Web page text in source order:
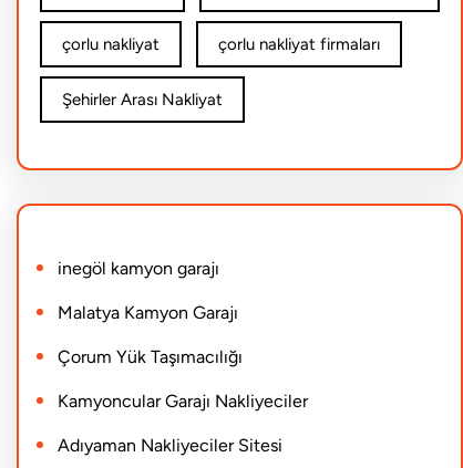
çorlu nakliyat çorlu nakliyat firmaları
Şehirler Arası Nakliyat
inegöl kamyon garajı
Malatya Kamyon Garajı
Çorum Yük Taşımacılığı
Kamyoncular Garajı Nakliyeciler
Adıyaman Nakliyeciler Sitesi